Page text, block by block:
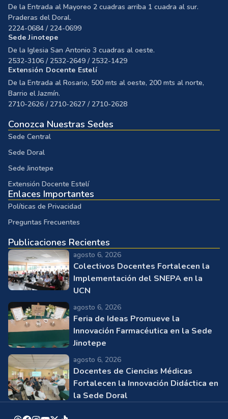
De la Entrada al Mayoreo 2 cuadras arriba 1 cuadra al sur.
Praderas del Doral.
2224-0684 / 224-0699
Sede Jinotepe
De la Iglesia San Antonio 3 cuadras al oeste.
2532-3106 / 2532-2649 / 2532-1429
Extensión Docente Estelí
De la Entrada al Rosario, 500 mts al oeste, 200 mts al norte,
Barrio el Jazmín.
2710-2626 / 2710-2627 / 2710-2628
Conozca Nuestras Sedes
Sede Central
Sede Doral
Sede Jinotepe
Extensión Docente Estelí
Enlaces Importantes
Políticas de Privacidad
Preguntas Frecuentes
Publicaciones Recientes
agosto 6, 2026
Colectivos Docentes Fortalecen la
Implementación del SNEPA en la
UCN
agosto 6, 2026
Feria de Ideas Promueve la
Innovación Farmacéutica en la Sede
Jinotepe
agosto 6, 2026
Docentes de Ciencias Médicas
Fortalecen la Innovación Didáctica en
la Sede Doral